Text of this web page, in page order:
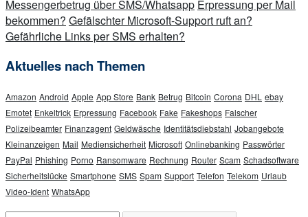
Messengerbetrug über SMS/Whatsapp Erpressung per Mail
bekommen? Gefälschter Microsoft-Support ruft an?
Gefährliche Links per SMS erhalten?
Aktuelles nach Themen
Amazon Android Apple App Store Bank Betrug Bitcoin Corona DHL ebay
Emotet Enkeltrick Erpressung Facebook Fake Fakeshops Falscher
Polizeibeamter Finanzagent Geldwäsche Identitätsdiebstahl Jobangebote
Kleinanzeigen Mail Mediensicherheit Microsoft Onlinebanking Passwörter
PayPal Phishing Porno Ransomware Rechnung Router Scam Schadsoftware
Sicherheitslücke Smartphone SMS Spam Support Telefon Telekom Urlaub
Video-Ident WhatsApp